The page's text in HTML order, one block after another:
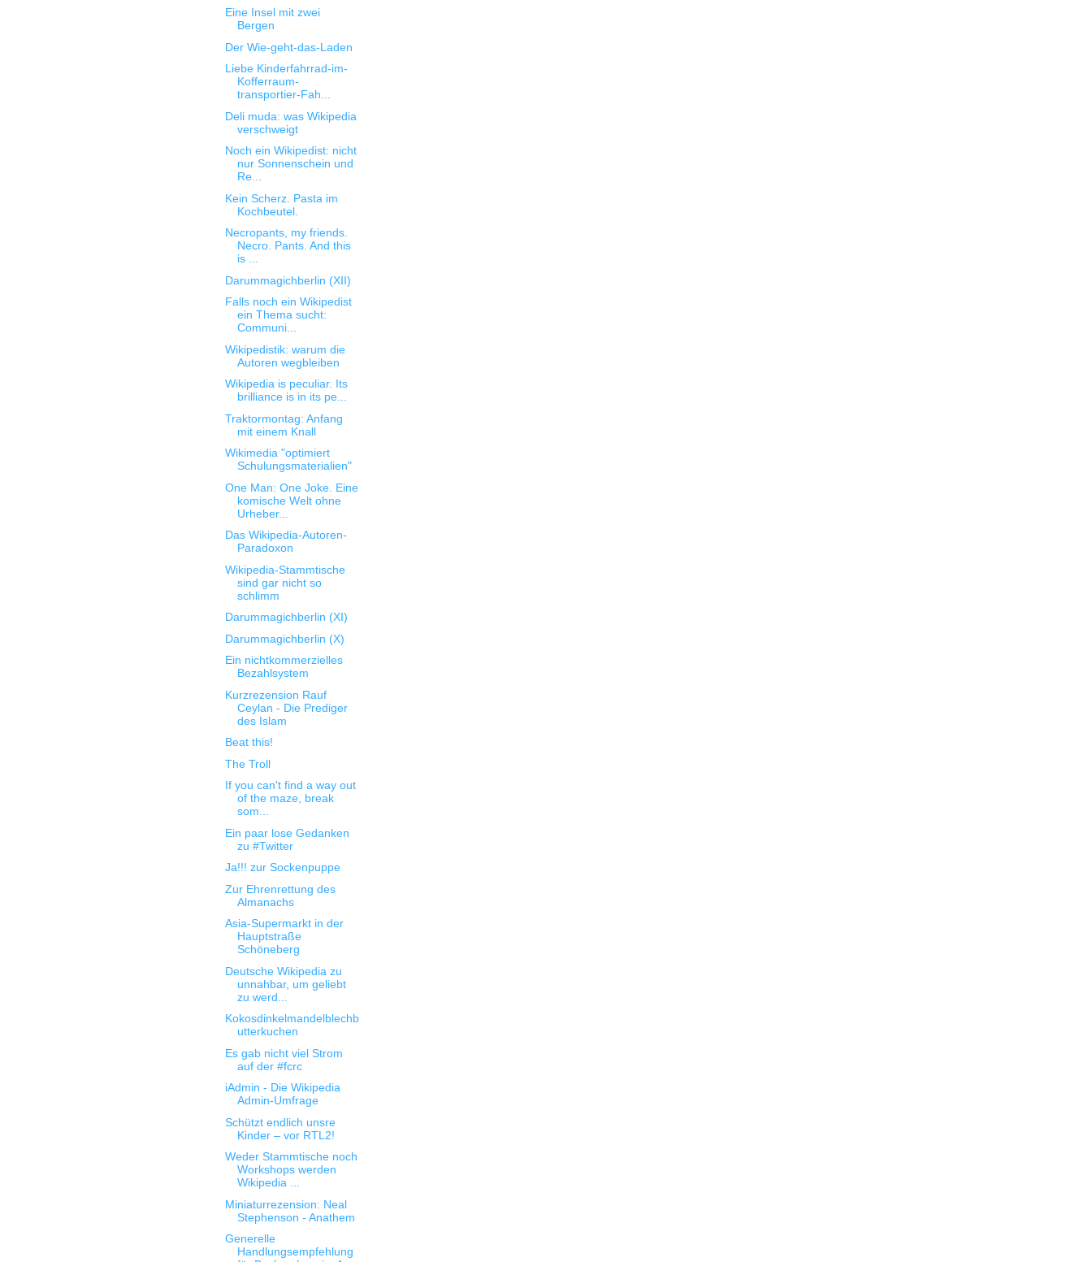
Eine Insel mit zwei
Bergen
Der Wie-geht-das-Laden
Liebe Kinderfahrrad-im-
Kofferraum-
transportier-Fah...
Deli muda: was Wikipedia
verschweigt
Noch ein Wikipedist: nicht
nur Sonnenschein und
Re...
Kein Scherz. Pasta im
Kochbeutel.
Necropants, my friends.
Necro. Pants. And this
is ...
Darummagichberlin (XII)
Falls noch ein Wikipedist
ein Thema sucht:
Communi...
Wikipedistik: warum die
Autoren wegbleiben
Wikipedia is peculiar. Its
brilliance is in its pe...
Traktormontag: Anfang
mit einem Knall
Wikimedia "optimiert
Schulungsmaterialien"
One Man: One Joke. Eine
komische Welt ohne
Urheber...
Das Wikipedia-Autoren-
Paradoxon
Wikipedia-Stammtische
sind gar nicht so
schlimm
Darummagichberlin (XI)
Darummagichberlin (X)
Ein nichtkommerzielles
Bezahlsystem
Kurzrezension Rauf
Ceylan - Die Prediger
des Islam
Beat this!
The Troll
If you can't find a way out
of the maze, break
som...
Ein paar lose Gedanken
zu #Twitter
Ja!!! zur Sockenpuppe
Zur Ehrenrettung des
Almanachs
Asia-Supermarkt in der
Hauptstraße
Schöneberg
Deutsche Wikipedia zu
unnahbar, um geliebt
zu werd...
Kokosdinkelmandelblechb
utterkuchen
Es gab nicht viel Strom
auf der #fcrc
iAdmin - Die Wikipedia
Admin-Umfrage
Schützt endlich unsre
Kinder – vor RTL2!
Weder Stammtische noch
Workshops werden
Wikipedia ...
Miniaturrezension: Neal
Stephenson - Anathem
Generelle
Handlungsempfehlung